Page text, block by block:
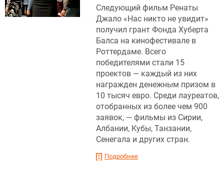
Следующий фильм Ренаты
Джало «Нас никто не увидит»
получил грант Фонда Хуберта
Балса на кинофестивале в
Роттердаме. Всего
победителями стали 15
проектов — каждый из них
награжден денежным призом в
10 тысяч евро. Среди лауреатов,
отобранных из более чем 900
заявок, — фильмы из Сирии,
Албании, Кубы, Танзании,
Сенегала и других стран.
Подробнее